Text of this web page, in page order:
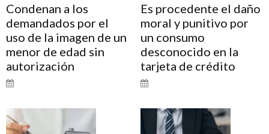
Condenan a los
demandados por el
uso de la imagen de un
menor de edad sin
autorización
Es procedente el daño
moral y punitivo por
un consumo
desconocido en la
tarjeta de crédito